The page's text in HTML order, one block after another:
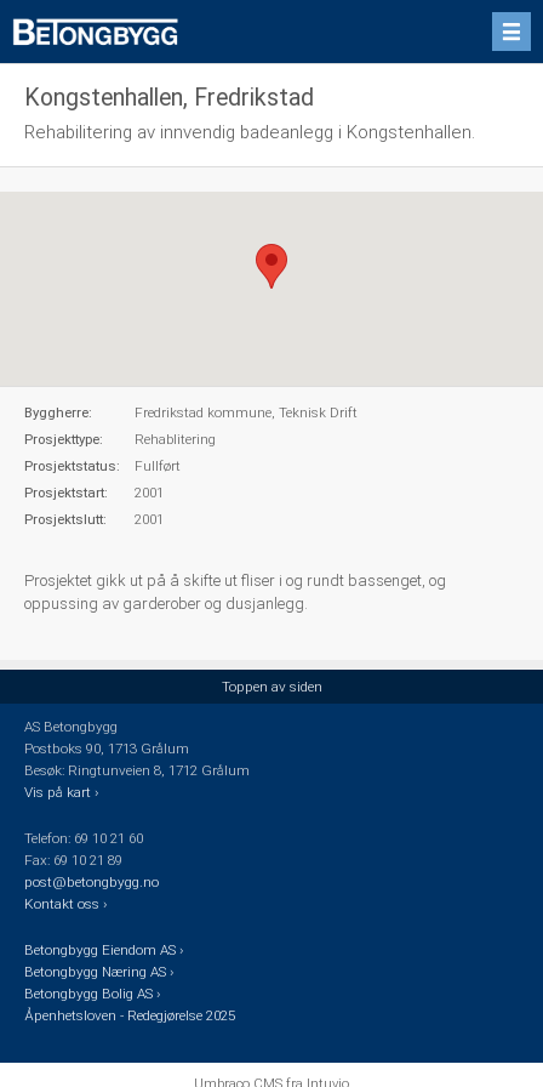
Kongstenhallen, Fredrikstad
Rehabilitering av innvendig badeanlegg i Kongstenhallen.
Byggherre:
Fredrikstad kommune, Teknisk Drift
Prosjekttype:
Rehablitering
Prosjektstatus:
Fullført
Prosjektstart:
2001
Prosjektslutt:
2001
Prosjektet gikk ut på å skifte ut fliser i og rundt bassenget, og
oppussing av garderober og dusjanlegg.
Toppen av siden
AS Betongbygg
Postboks 90, 1713 Grålum
Besøk: Ringtunveien 8, 1712 Grålum
Vis på kart ›
Telefon: 69 10 21 60
Fax: 69 10 21 89
post@betongbygg.no
Kontakt oss ›
Betongbygg Eiendom AS ›
Betongbygg Næring AS ›
Betongbygg Bolig AS ›
Åpenhetsloven - Redegjørelse 2025
Umbraco CMS fra Intuvio